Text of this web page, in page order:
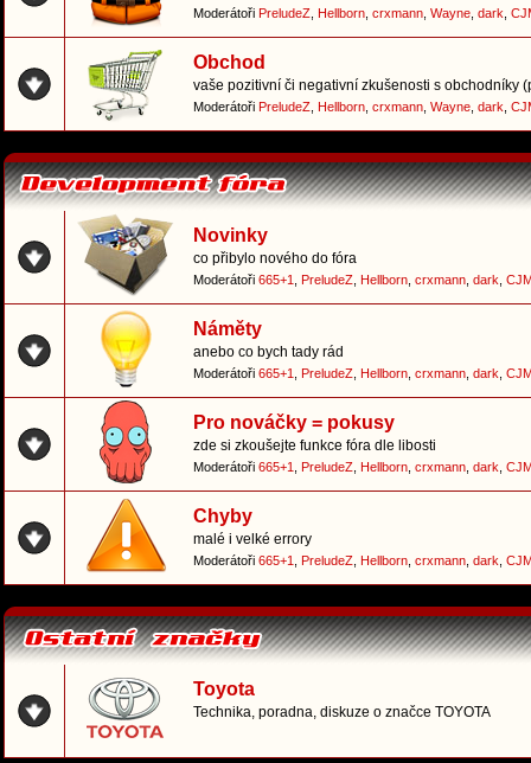
Moderátoři PreludeZ Hellborn crxmann Wayne dark
Obchod
vaše pozitivní či negativní zkušenosti s obchodníky
Moderátoři PreludeZ Hellborn crxmann Wayne dark
Novinky
co přibylo nového do fóra
Moderátoři 665+1 PreludeZ Hellborn crxmann dark
Náměty
anebo co bych tady rád
Moderátoři 665+1 PreludeZ Hellborn crxmann dark
Pro nováčky = pokusy
zde si zkoušejte funkce fóra dle libosti
Moderátoři 665+1 PreludeZ Hellborn crxmann dark
Chyby
malé i velké errory
Moderátoři 665+1 PreludeZ Hellborn crxmann dark
Toyota
Technika, poradna, diskuze o značce TOYOTA